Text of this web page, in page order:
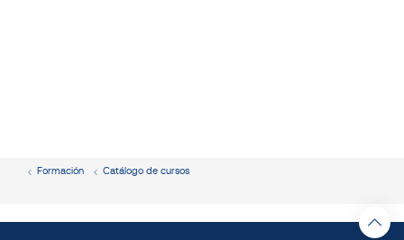
Formación Catálogo de cursos